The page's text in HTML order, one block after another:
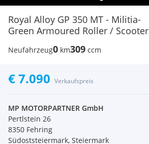
Royal Alloy GP 350 MT - Militia-
Green Armoured Roller / Scooter
Neufahrzeug0 km309 ccm
€ 7.090 Verkaufspreis
MP MOTORPARTNER GmbH
Pertlstein 26
8350 Fehring
Südoststeiermark, Steiermark